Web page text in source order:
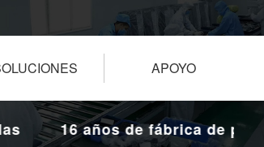
APOYO
16 años de fábrica de